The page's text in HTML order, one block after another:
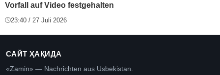
Vorfall auf Video festgehalten
23:40 / 27 Juli 2026
САЙТ ҲАҚИДА
«Zamin» — Nachrichten aus Usbekistan.